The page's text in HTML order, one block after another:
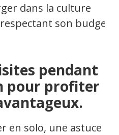
dans la culture
son budget
pendant
pour profiter
en solo, une astuce